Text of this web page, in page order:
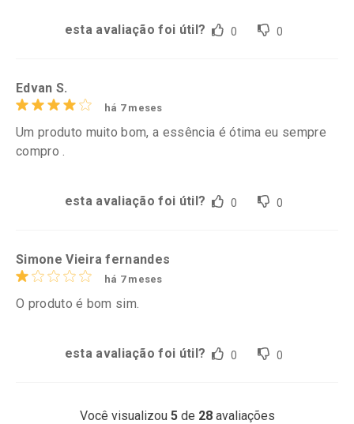
esta avaliação foi útil? 0 0
Edvan S.
há 7 meses
Um produto muito bom, a essência é ótima eu sempre
compro .
esta avaliação foi útil? 0 0
Simone Vieira fernandes
há 7 meses
O produto é bom sim.
esta avaliação foi útil? 0 0
Você visualizou 5de 28avaliações